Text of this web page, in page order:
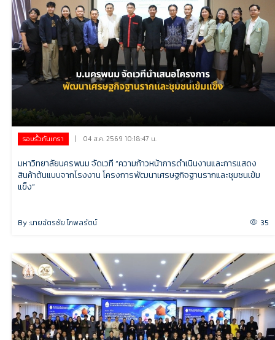
รอบรั้วกันเกรา | 04 ส.ค. 2569 10:18:47 น.
มหาวิทยาลัยนครพนม จัดเวที “ความก้าวหน้าการดำเนินงานและการแสดง
สินค้าต้นแบบจากโรงงาน โครงการพัฒนาเศรษฐกิจฐานรากและชุมชนเข้ม
แข็ง”
By :นายฉัตรชัย โกพลรัตน์ 35